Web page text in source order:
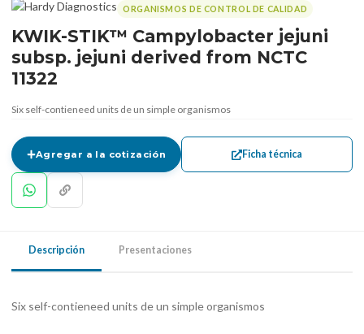
ORGANISMOS DE CONTROL DE CALIDAD
KWIK-STIK™ Campylobacter jejuni
subsp. jejuni derived from NCTC
11322
Six self-contieneed units de un simple organismos
Agregar a la cotización Ficha técnica
Descripción Presentaciones
Six self-contieneed units de un simple organismos